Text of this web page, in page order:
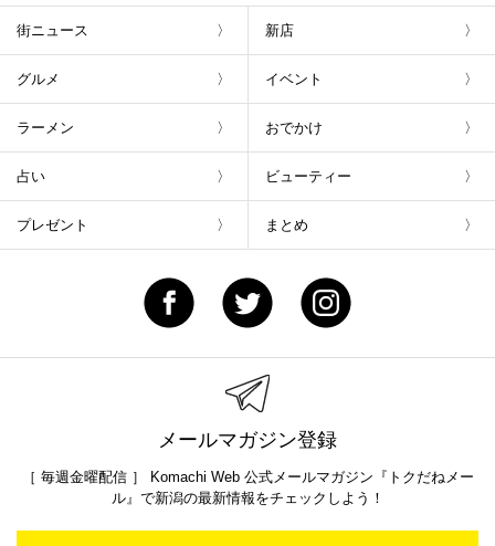
街ニュース 新店
グルメ イベント
ラーメン おでかけ
占い ビューティー
プレゼント まとめ
メールマガジン登録
［ 毎週金曜配信 ］ Komachi Web 公式メールマガジン『トクだねメー
ル』で新潟の最新情報をチェックしよう！